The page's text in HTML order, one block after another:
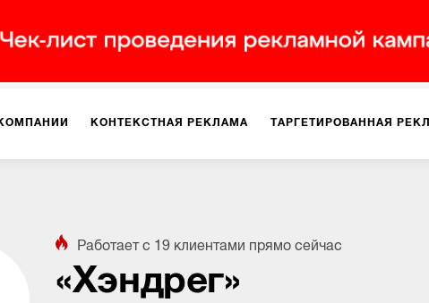
КОНТЕКСТНАЯ РЕКЛАМА ТАРГЕТИРОВАННАЯ
ПЛОЩАДКАХ
Работает с 19 клиентами прямо сейчас
«Хэндрег»